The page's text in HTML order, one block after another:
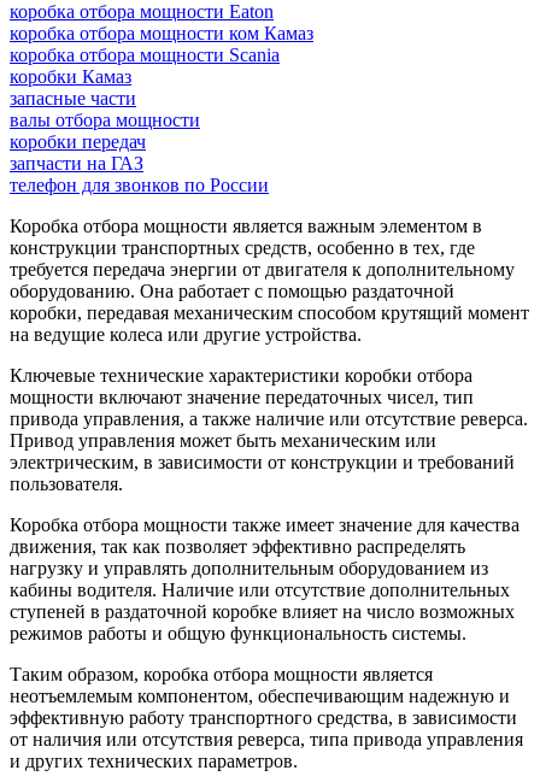
коробка отбора мощности Eaton
коробка отбора мощности ком Камаз
коробка отбора мощности Scania
коробки Камаз
запасные части
валы отбора мощности
коробки передач
запчасти на ГАЗ
телефон для звонков по России
Коробка отбора мощности является важным элементом в
конструкции транспортных средств, особенно в тех, где
требуется передача энергии от двигателя к дополнительному
оборудованию. Она работает с помощью раздаточной
коробки, передавая механическим способом крутящий момент
на ведущие колеса или другие устройства.
Ключевые технические характеристики коробки отбора
мощности включают значение передаточных чисел, тип
привода управления, а также наличие или отсутствие реверса.
Привод управления может быть механическим или
электрическим, в зависимости от конструкции и требований
пользователя.
Коробка отбора мощности также имеет значение для качества
движения, так как позволяет эффективно распределять
нагрузку и управлять дополнительным оборудованием из
кабины водителя. Наличие или отсутствие дополнительных
ступеней в раздаточной коробке влияет на число возможных
режимов работы и общую функциональность системы.
Таким образом, коробка отбора мощности является
неотъемлемым компонентом, обеспечивающим надежную и
эффективную работу транспортного средства, в зависимости
от наличия или отсутствия реверса, типа привода управления
и других технических параметров.